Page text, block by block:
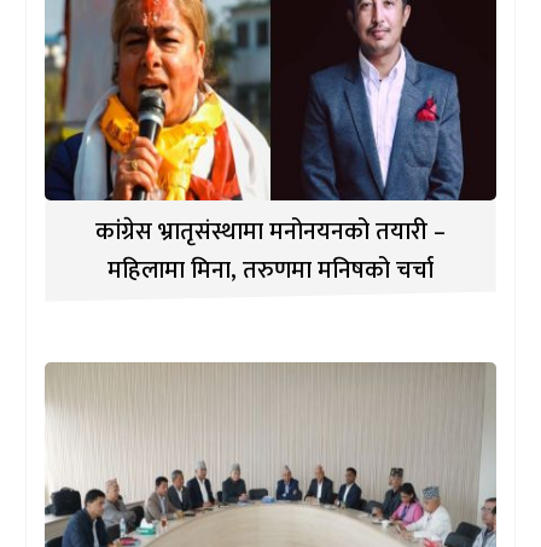
कांग्रेस भ्रातृसंस्थामा मनोनयनको तयारी –
महिलामा मिना, तरुणमा मनिषको चर्चा